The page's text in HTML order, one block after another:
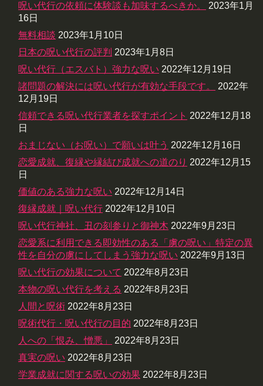
呪い代行の依頼に体験談も加味するべきか。
2023年1月
16日
無料相談 2023年1月10日
日本の呪い代行の評判 2023年1月8日
呪い代行（エスバト）強力な呪い 2022年12月19日
諸問題の解決には呪い代行が有効な手段です。
2022年
12月19日
信頼できる呪い代行業者を探すポイント 2022年12月18
日
おまじない（お呪い）で願いは叶う 2022年12月16日
恋愛成就、復縁や縁結び成就への道のり 2022年12月15
日
価値のある強力な呪い 2022年12月14日
復縁成就｜呪い代行 2022年12月10日
呪い代行神社、丑の刻参りと御神木 2022年9月23日
恋愛系に利用できる即効性のある「虜の呪い」特定の異
性を自分の虜にしてしまう強力な呪い 2022年9月13日
呪い代行の効果について 2022年8月23日
本物の呪い代行を考える 2022年8月23日
人間と呪術 2022年8月23日
呪術代行・呪い代行の目的 2022年8月23日
人への「恨み、憎悪」
2022年8月23日
真実の呪い 2022年8月23日
学業成就に関する呪いの効果 2022年8月23日